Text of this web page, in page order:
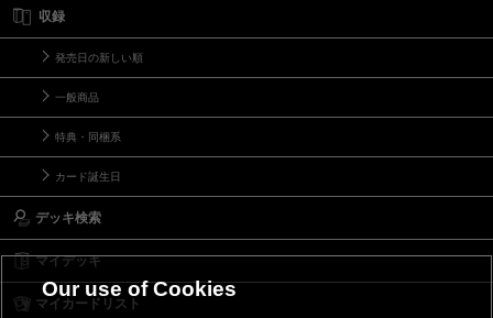
収録
発売日の新しい順
一般商品
特典・同梱系
カード誕生日
デッキ検索
マイデッキ
マイカードリスト
Our use of Cookies